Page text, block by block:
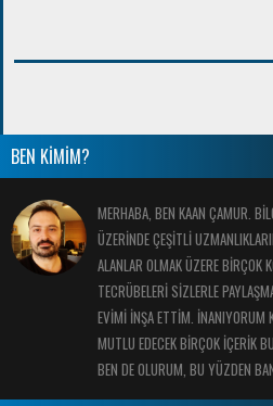
BEN KİMİM?
MERHABA, BEN KAAN ÇAMUR.
ÜZERİNDE ÇEŞİTLİ
ALANLAR OLMAK ÜZERE BİRÇOK
TECRÜBELERİ SİZLERLE
EVİMİ İNŞA ETTİM. İNANIYORUM
MUTLU EDECEK BİRÇOK İÇERİK
BEN DE OLURUM, BU YÜZDEN